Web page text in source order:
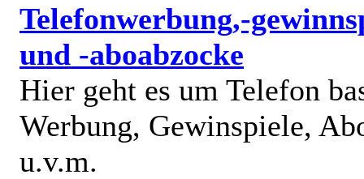
Telefonwerbung,-
und -aboabzocke
Hier geht es um Telefon
Werbung, Gewinspiele,
u.v.m.